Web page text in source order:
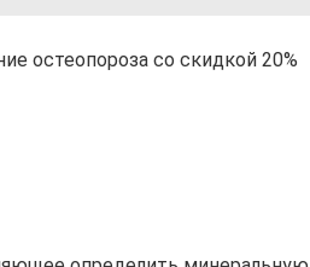
остеопороза со скидкой 20%